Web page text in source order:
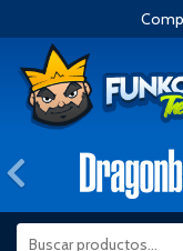
Anterior